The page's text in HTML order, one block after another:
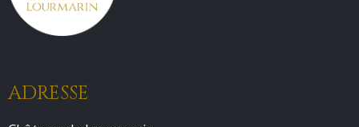
ADRESSE